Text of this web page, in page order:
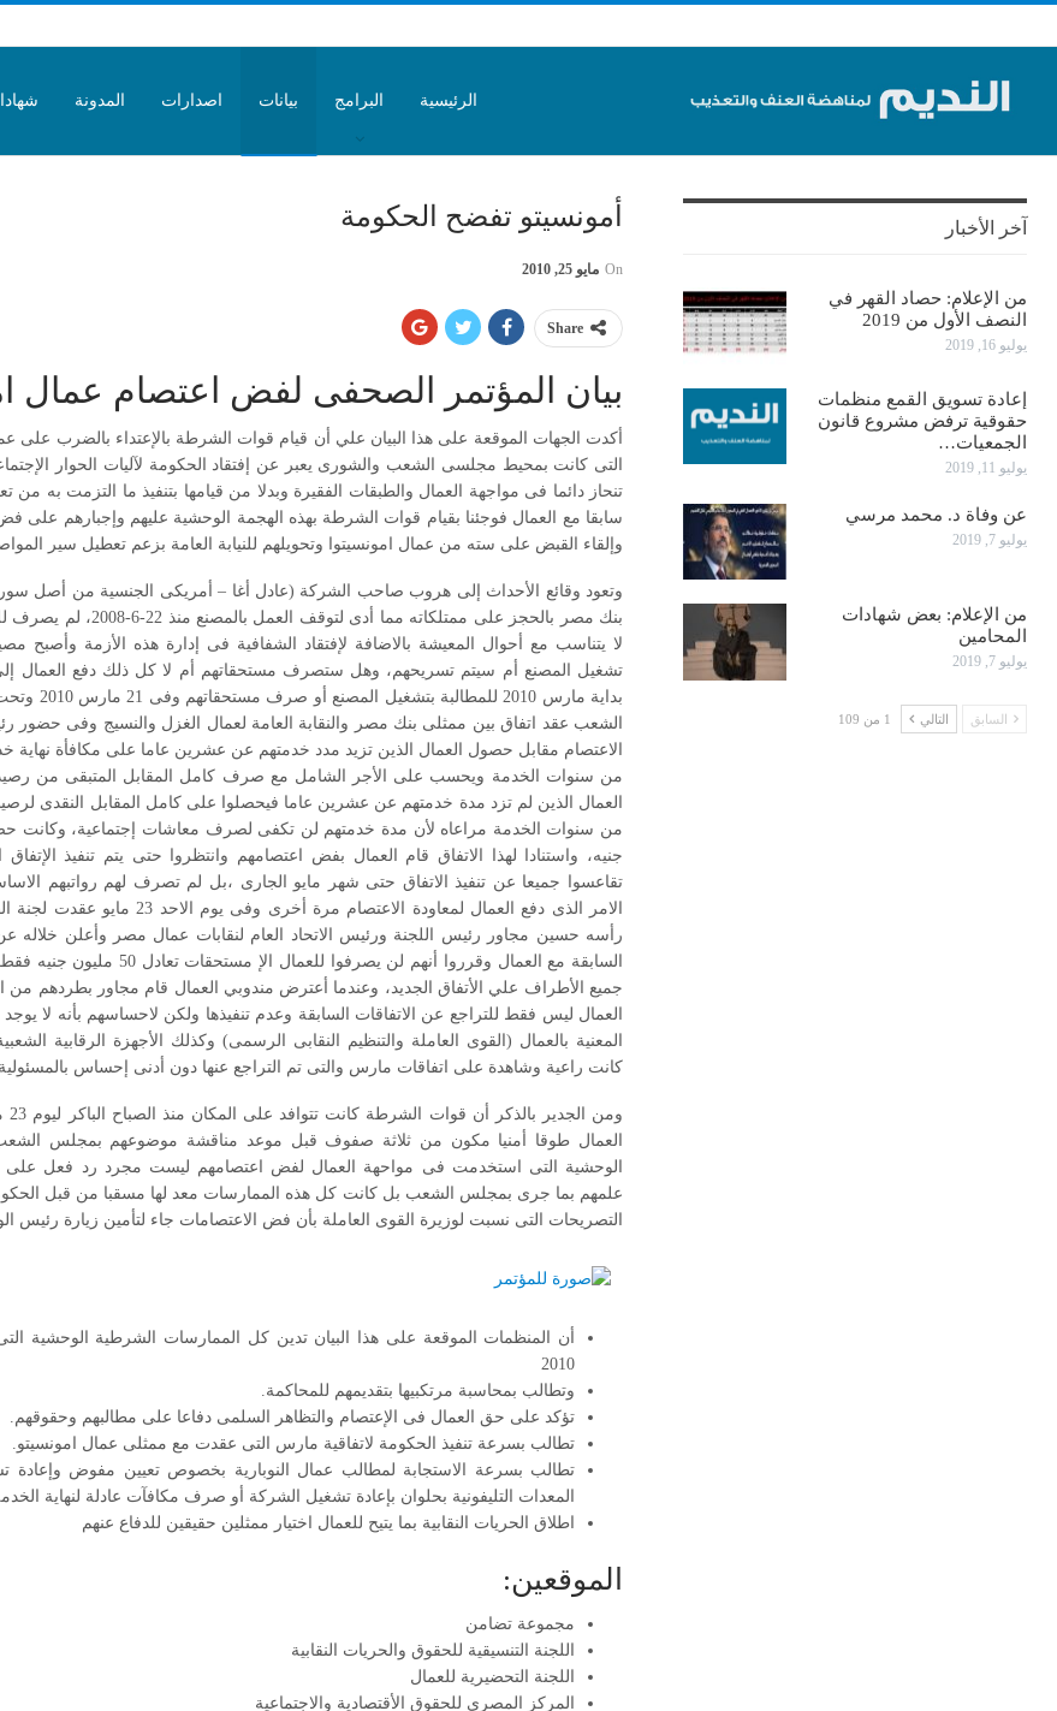
الرئيسية البرامج بيانات اصدارات المدونة
أمونسيتو تفضح الحكومة
On مايو 25, 2010
Share
بيان المؤتمر الصحفى لفض اعتصام عمال
أكدت الجهات الموقعة على هذا البيان علي أن قيام قوات الشرطة بالإعتداء بالضرب على
التى كانت بمحيط مجلسى الشعب والشورى يعبر عن إفتقاد الحكومة لآليات الحوار
تنحاز دائما فى مواجهة العمال والطبقات الفقيرة وبدلا من قيامها بتنفيذ ما التزمت به
سابقا مع العمال فوجئنا بقيام قوات الشرطة بهذه الهجمة الوحشية عليهم وإجبارهم على
وإلقاء القبض على سته من عمال امونسيتوا وتحويلهم للنيابة العامة بزعم تعطيل سير
وتعود وقائع الأحداث إلى هروب صاحب الشركة (عادل أغا – أمريكى الجنسية من أصل
بنك مصر بالحجز على ممتلكاته
لا يتناسب مع أحوال المعيشة بالاضافة لإفتقاد الشفافية فى إدارة هذه الأزمة وأصبح
تشغيل المصنع أم سيتم تسريحهم، وهل ستصرف مستحقاتهم أم لا كل ذلك دفع العمال
بداية مارس
الشعب عقد اتفاق بين ممثلى بنك مصر والنقابة العامة لعمال الغزل والنسيج وفى حضور
من سنوات الخدمة ويحسب على الأجر الشامل مع صرف كامل المقابل المتبقى من رصيد
جنيه، واستنادا لهذا الاتفاق قام العمال بفض اعتصامهم وانتظروا حتى يتم تنفيذ الإتفاق
الامر الذى دفع العمال لمعاودة
رأسه حسين مجاور رئيس اللجنة ورئيس الاتحاد العام لنقابات عمال مصر وأعلن خلاله
السابقة مع العمال وقرروا أنهم لن
جميع الأطراف علي الأتفاق الجديد، وعندما أعترض مندوبي العمال قام مجاور بطردهم
العمال ليس فقط للتراجع عن الاتفاقات السابقة وعدم تنفيذها ولكن لاحساسهم بأنه لا
المعنية بالعمال (القوى العاملة والتنظيم النقابى الرسمى) وكذلك الأجهزة الرقابية
كانت راعية وشاهدة على اتفاقات مارس والتى تم التراجع عنها دون أدنى إحساس
العمال طوقا أمنيا مكون من ثلاثة صفوف قبل موعد مناقشة موضوعهم بمجلس
الوحشية التى استخدمت فى مواحهة العمال لفض اعتصامهم ليست مجرد رد فعل على
علمهم بما جرى بمجلس الشعب بل كانت كل هذه الممارسات معد لها مسقبا من قبل
التصريحات التى نسبت لوزيرة القوى العاملة بأن فض الاعتصامات جاء لتأمين زيارة رئيس
2010
وتطالب بمحاسبة مرتكبيها بتقديمهم للمحاكمة.
تؤكد على حق العمال فى الإعتصام والتظاهر السلمى دفاعا على مطالبهم وحقوقهم.
تطالب بسرعة تنفيذ الحكومة لاتفاقية مارس التى عقدت مع ممثلى عمال امونسيتو.
تطالب بسرعة الاستجابة لمطالب عمال النوبارية بخصوص تعيين مفوض
المعدات التليفونية بحلوان بإعادة تشغيل الشركة أو صرف مكافآت عادلة لنهاية
اطلاق الحريات النقابية بما يتيح للعمال اختيار ممثلين حقيقين للدفاع عنهم
الموقعين:
مجموعة تضامن
اللجنة التنسيقية للحقوق والحريات النقابية
اللجنة التحضيرية للعمال
المركز المصري للحقوق الأقتصادية والاجتماعية
آخر الأخبار
من الإعلام: حصاد القهر في
النصف الأول من 2019
يوليو 16, 2019
إعادة تسويق القمع منظمات
حقوقية ترفض مشروع قانون
الجمعيات…
يوليو 11, 2019
عن وفاة د. محمد مرسي
يوليو 7, 2019
من الإعلام: بعض شهادات
المحامين
يوليو 7, 2019
السابق التالي 1 من 109